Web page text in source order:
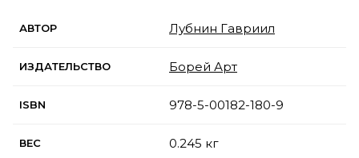
АВТОР Лубнин Гавриил
ИЗДАТЕЛЬСТВО Борей Арт
ISBN 978-5-00182-180-9
ВЕС 0.245 кг